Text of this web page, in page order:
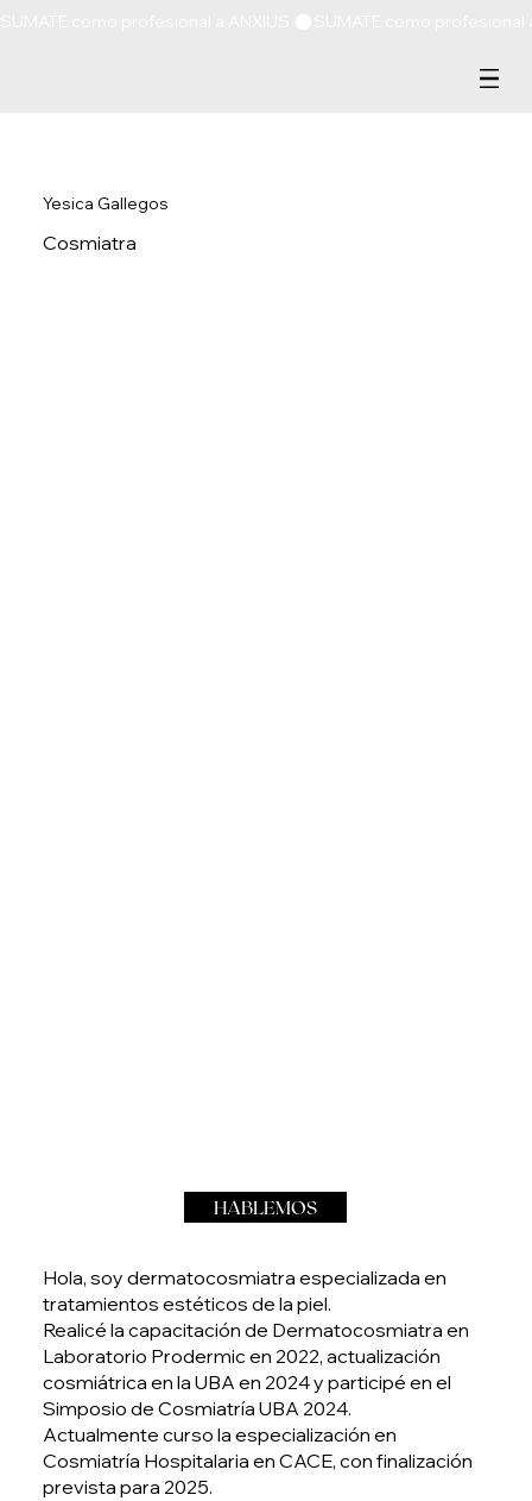
Yesica Gallegos
Cosmiatra
HABLEMOS
Hola, soy dermatocosmiatra especializada en
tratamientos estéticos de la piel.
Realicé la capacitación de Dermatocosmiatra en
Laboratorio Prodermic en 2022, actualización
cosmiátrica en la UBA en 2024 y participé en el
Simposio de Cosmiatría UBA 2024.
Actualmente curso la especialización en
Cosmiatría Hospitalaria en CACE, con finalización
prevista para 2025.